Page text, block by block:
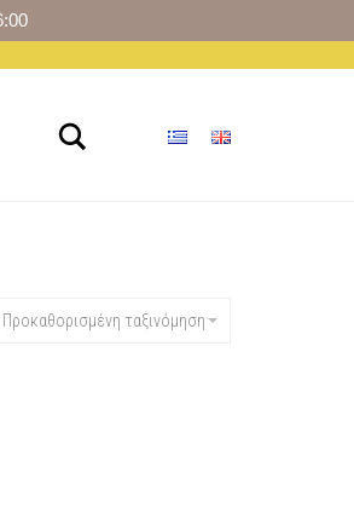
Προκαθορισμένη ταξινόμηση